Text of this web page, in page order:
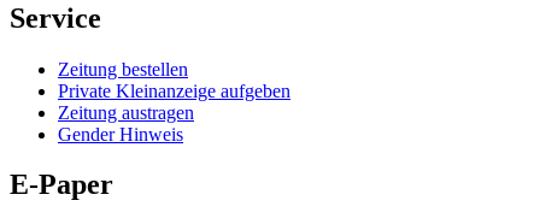
Service
Zeitung bestellen
Private Kleinanzeige aufgeben
Zeitung austragen
Gender Hinweis
E-Paper